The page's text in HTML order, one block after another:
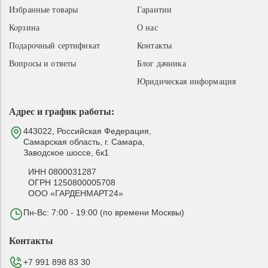
необходимо обрезать, прижать стебли к земле,
засыпать мульчей, укрыть лапником или геотекстилем.
оставшийся снег, так как он станет источником лишней
влаги. Как только тепло окончательно установится,
они не мешали развитию молодых побегов.
Сорта роз, адаптированные для
сложных климатических условий
Чаще всего розы страдают от сильных морозов и
чрезмерного увлажнения почвы. Чтобы растение
успешно перезимовало и не выпрело, выбирайте
характерным для культуры заболеваниям – мучнистой
росе, черной пятнистости и серой гнили.
Адрес и график работы:
443022, Российская Федерация,
Самарская область, г. Самара,
Заводское шоссе, 6к1
ИНН 0800031287
ОГРН 1250800005708
ООО «ГАРДЕНМАРТ24»
Пн-Вс: 7:00 - 19:00 (по времени Москвы)
Гарантии
О нас
Контакты
Блог дачника
Юридическая информация
Избранные товары
Корзина
Подарочный сертификат
Вопросы и ответы
Контакты
+7 991 898 83 30